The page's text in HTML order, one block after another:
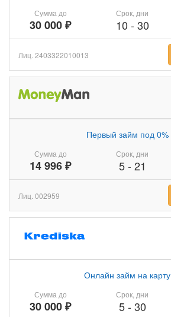
Сумма до
30 000 ₽
Срок, дни
10 - 30
Лиц. 2403322010013
Сумма до
14 996 ₽
Первый займ под 0%
Срок, дни
5- 21
Лиц. 002959
Сумма до
30 000 ₽
Онлайн займ на карту
Срок, дни
5- 30